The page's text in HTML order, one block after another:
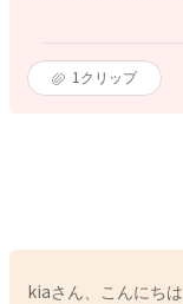
1 クリップ
kiaさん、こんにちは